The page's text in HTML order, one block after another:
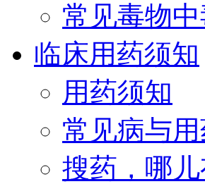
常见毒物
临床用药须知
用药须知
常见病与
搜药，哪儿